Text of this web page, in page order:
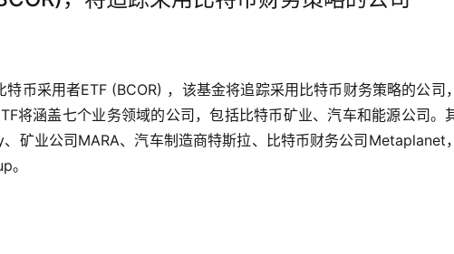
币采用者ETF (BCOR) ，该基金将追踪采用比特币财务策略的公司
将涵盖七个业务领域的公司，包括比特币矿业、汽车和能源公司。
矿业公司MARA、汽车制造商特斯拉、比特币财务公司Metaplanet
。